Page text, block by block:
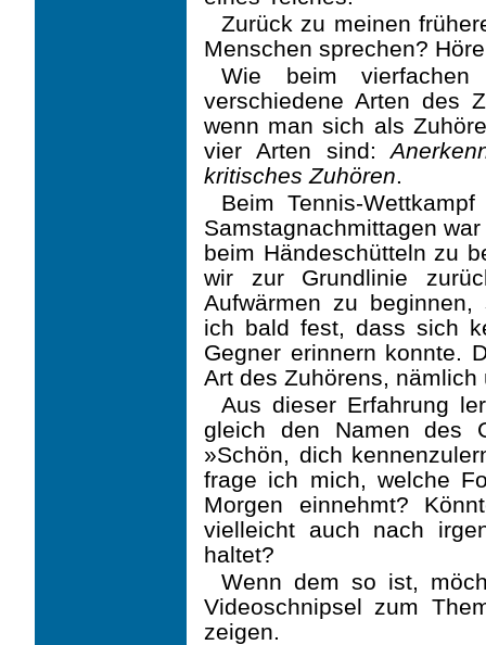
Zurück zu meinen
Menschen sprechen?
Wie beim
verschiedene Arten des
wenn man sich als
vier Arten sind:
kritisches Zuhören.
Beim Tennis-
Samstagnachmittagen
beim Händeschütteln zu
wir zur Grundlinie
Aufwärmen zu
ich bald fest, dass sich
Gegner erinnern konnte.
Art des Zuhörens,
Aus dieser Erfahrung
gleich den Namen des
»Schön, dich
frage ich mich, welche
Morgen einnehmt?
vielleicht auch nach
haltet?
Wenn dem so ist,
Videoschnipsel zum
zeigen.